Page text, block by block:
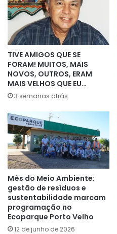
TIVE AMIGOS QUE SE
FORAM! MUITOS, MAIS
NOVOS, OUTROS, ERAM
MAIS VELHOS QUE EU…
3 semanas atrás
Mês do Meio Ambiente:
gestão de resíduos e
sustentabilidade marcam
programação no
Ecoparque Porto Velho
12 de junho de 2026